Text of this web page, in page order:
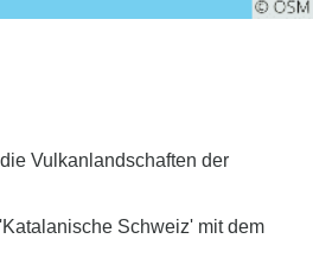
Vulkanlandschaften der
Schweiz' mit dem